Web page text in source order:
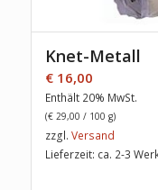
Knet-Metall
€16,00
Enthält 20% MwSt.
(€29,00 / 100 g)
zzgl. Versand
Lieferzeit: ca. 2-3